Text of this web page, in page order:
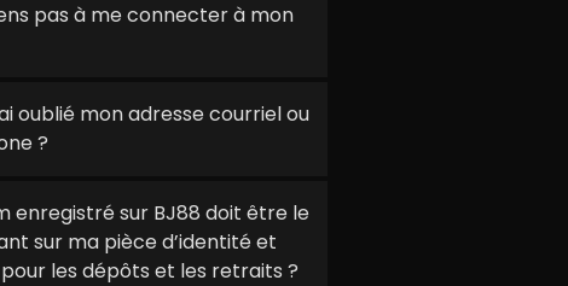
pas à me connecter à mon
oublié mon adresse courriel ou
?
enregistré sur BJ88 doit être le
sur ma pièce d’identité et
les dépôts et les retraits ?